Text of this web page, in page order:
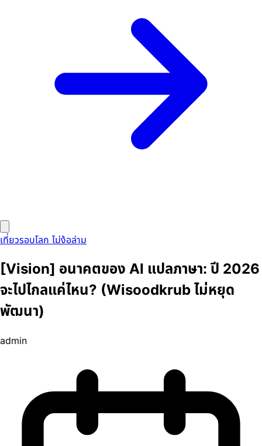
เที่ยวรอบโลก ไม่ง้อล่าม
[Vision] อนาคตของ AI แปลภาษา: ปี 2026
จะไปไกลแค่ไหน? (Wisoodkrub ไม่หยุด
พัฒนา)
admin